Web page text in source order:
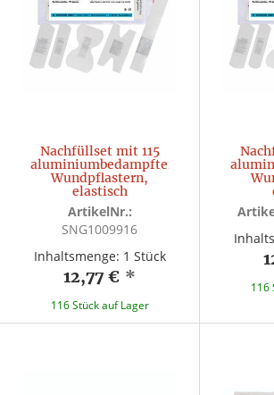
Nachfüllset mit 115
aluminiumbedampften
Wundpflastern,
elastisch
ArtikelNr.:
SNG1009916
Inhaltsmenge: 1 Stück
12,77 € *
116 Stück auf Lager
116